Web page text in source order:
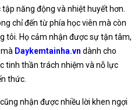
năng động và nhiệt huyết hơn.
chỉ đến từ phía học viên mà còn
tôi. Họ cảm nhận được sự tận tâm,
Daykemtainha.vn dành cho
tinh thần trách nhiệm và nỗ lực
thức.
cũng nhận được nhiều lời khen ngợi